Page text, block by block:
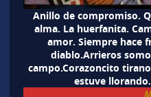
Anillo de compromiso.
alma. La huerfanita.
amor. Siempre hace
diablo.Arrieros
campo.Corazoncito
estuve